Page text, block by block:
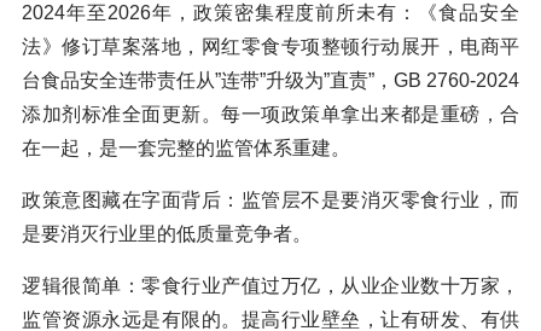
2024年至2026年，政策密集程度前所未有：《食品安全
法》修订草案落地，网红零食专项整顿行动展开，电商平
台食品安全连带责任从”连带”升级为”直责”，GB 2760-2024
添加剂标准全面更新。每一项政策单拿出来都是重磅，合
在一起，是一套完整的监管体系重建。
政策意图藏在字面背后：监管层不是要消灭零食行业，而
是要消灭行业里的低质量竞争者。
逻辑很简单：零食行业产值过万亿，从业企业数十万家，
监管资源永远是有限的。提高行业壁垒，让有研发、有供